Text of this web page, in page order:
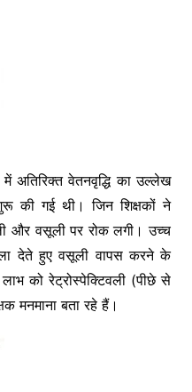
अतिरिक्त वेतनवृद्धि का उल्लेख
की गई थी। जिन शिक्षकों ने
और वसूली पर रोक लगी। उच्च
देते हुए वसूली वापस करने के
को रेट्रोस्पेक्टिवली (पीछे से
मनमाना बता रहे हैं।